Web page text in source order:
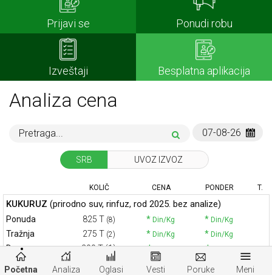
Prijavi se Ponudi robu
Izveštaji Besplatna aplikacija
Analiza cena
SRB UVOZ IZVOZ
KOLIČ CENA PONDER T.
KUKURUZ (prirodno suv, rinfuz, rod 2025. bez analize)
Ponuda 825 T (8) * Din/Kg * Din/Kg
Tražnja 275 T (2) * Din/Kg * Din/Kg
Dogov. 200 T (1) *Din/Kg *Din/Kg
KUKURUZ (prirodno suv, džak, rod 2025. bez analize )
Početna Analiza Oglasi Vesti Poruke Meni